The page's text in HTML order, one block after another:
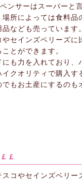
ンサーはスーパーと
場所によっては食料
なども売っています。
やセインズベリーズ
とができます。
にも力を入れており
イクオリティで購入
もお土産にするのも
￡
スコやセインズベリ